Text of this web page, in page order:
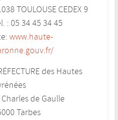
TOULOUSE CEDEX 9
: 05 34 45 34 45
www.haute-
des Hautes
de Gaulle
Tarbes